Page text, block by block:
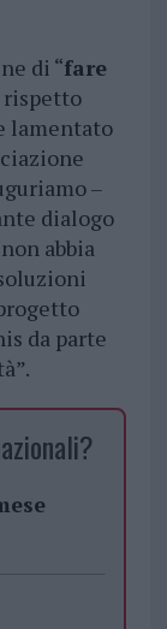
di “fare
lamentato
–
dialogo
abbia
da parte